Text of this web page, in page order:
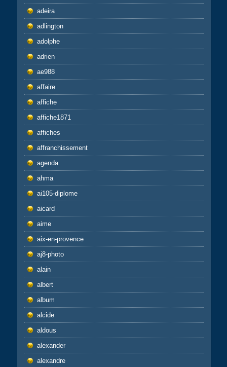
adeira
adlington
adolphe
adrien
ae988
affaire
affiche
affiche1871
affiches
affranchissement
agenda
ahma
ai105-diplome
aicard
aime
aix-en-provence
aj8-photo
alain
albert
album
alcide
aldous
alexander
alexandre